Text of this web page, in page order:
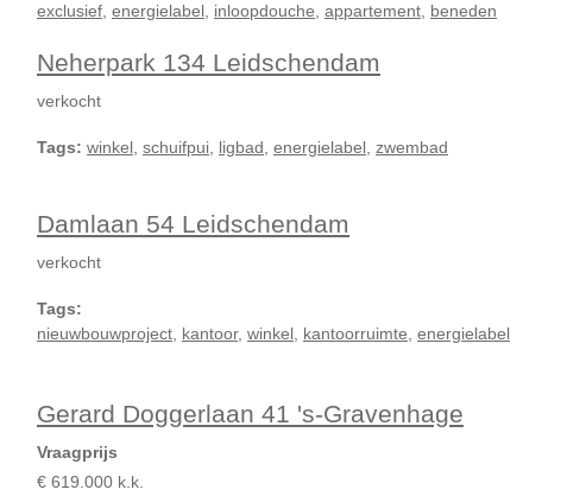
exclusief energielabel inloopdouche appartement beneden
Neherpark 134 Leidschendam
verkocht
Tags: winkel schuifpui ligbad energielabel zwembad
Damlaan 54 Leidschendam
verkocht
Tags:
nieuwbouwproject kantoor, winkel kantoorruimte energielabel
Gerard Doggerlaan 41 's-Gravenhage
Vraagprijs
€ 619.000 k.k.